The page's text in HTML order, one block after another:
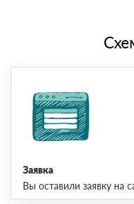
Заявка
Вы оставили заявку на